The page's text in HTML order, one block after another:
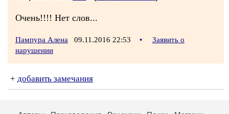
Очень!!!! Нет слов...
Пампура Алена 09.11.2016 22:53 •
Заявить о
нарушении
+ добавить замечания